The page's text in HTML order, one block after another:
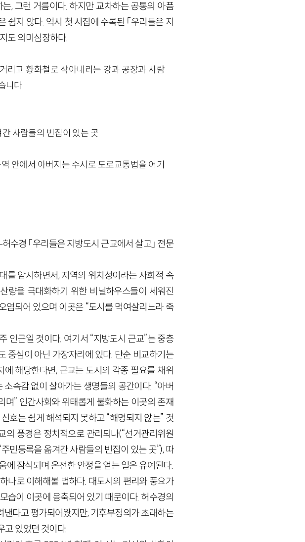
, 그런 거름이다. 하지만 교차하는 공통의 아픔
지 않다. 역시 첫 시집에 수록된 「우리들은 지
도 의미심장하다.
리고 황화철로 삭아내리는 강과 공장과 사람
니다
사람들의 빈집이 있는 곳
안에서 아버지는 수시로 도로교통법을 어기
수경 「우리들은 지방도시 근교에서 살고」 전문
암시하면서, 지역의 위치성이라는 사회적 속
량을 극대화하기 위한 비닐하우스들이 세워진
염되어 있으며 이곳은 “도시를 먹여살리느라 죽
인근일 것이다. 여기서 “지방도시 근교”는 중층
중심이 아닌 가장자리에 있다. 단순 비교하기는
해당한다면, 근교는 도시의 각종 필요를 채워
속감 없이 살아가는 생명들의 공간이다. “아버
” 인간사회와 위태롭게 불화하는 이곳의 존재
호는 쉽게 해석되지 못하고 “해명되지 않는” 것
풍경은 정치적으로 관리되나(“선거관리위원
민등록을 옮겨간 사람들의 빈집이 있는 곳”), 따
에 잠식되며 온전한 안정을 얻는 일은 유예된다.
나로 이해해볼 법하다. 대도시의 편리와 풍요가
습이 이곳에 응축되어 있기 때문이다. 허수경의
다고 평가되어왔지만, 기후부정의가 초래하는
고 있었던 것이다.